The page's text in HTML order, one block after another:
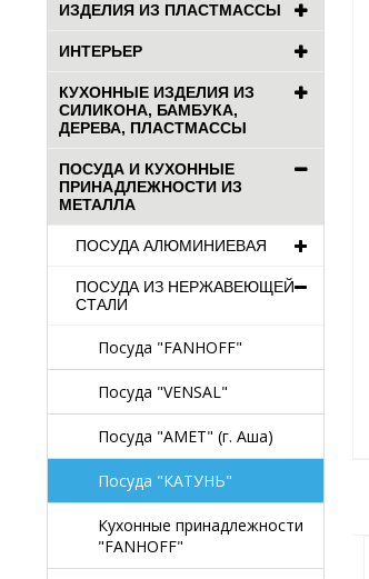
ИЗДЕЛИЯ ИЗ ПЛАСТМАССЫ
ИНТЕРЬЕР
КУХОННЫЕ ИЗДЕЛИЯ ИЗ
СИЛИКОНА, БАМБУКА,
ДЕРЕВА, ПЛАСТМАССЫ
ПОСУДА И КУХОННЫЕ
ПРИНАДЛЕЖНОСТИ ИЗ
МЕТАЛЛА
ПОСУДА АЛЮМИНИЕВАЯ
ПОСУДА ИЗ НЕРЖАВЕЮЩЕЙ
СТАЛИ
Посуда "FANHOFF"
Посуда "VENSAL"
Посуда "АМЕТ" (г. Аша)
Посуда "КАТУНЬ"
Кухонные принадлежности
"FANHOFF"